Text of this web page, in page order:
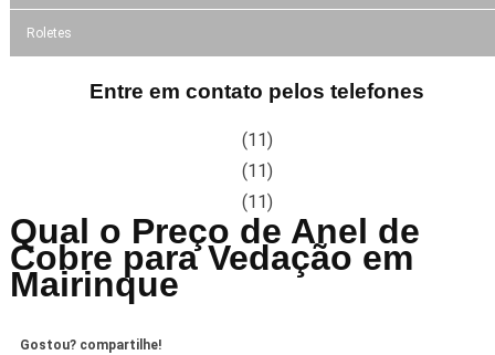
Roletes
Entre em contato pelos telefones
(11)
(11)
(11)
Qual o Preço de Anel de
Cobre para Vedação em
Mairinque
Gostou? compartilhe!